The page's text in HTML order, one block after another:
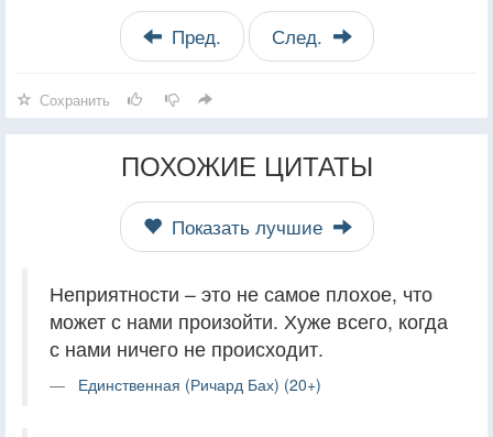
Пред. След.
Сохранить
ПОХОЖИЕ ЦИТАТЫ
Показать лучшие
Неприятности – это не самое плохое, что
может с нами произойти. Хуже всего, когда
с нами ничего не происходит.
Единственная (Ричард Бах) (20+)